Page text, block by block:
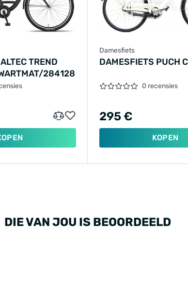
TREND
284128
Damesfiets
DAMESFIETS PUCH
0 recensies
295 €
KOPEN
DIE VAN JOU IS BEOORDEELD